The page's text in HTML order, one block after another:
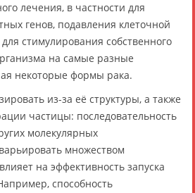
лечения, в частности для
генов, подавления клеточной
стимулирования собственного
на самые разные
некоторые формы рака.
из-за её структуры, а также
частицы: последовательность
молекулярных
множеством
на эффективность запуска
способность